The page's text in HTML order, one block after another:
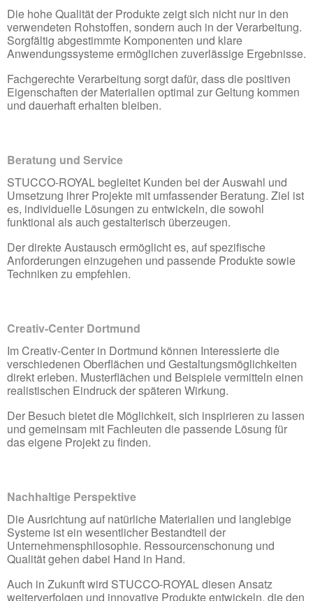
Die hohe Qualität der Produkte zeigt sich nicht nur in den
verwendeten Rohstoffen, sondern auch in der Verarbeitung.
Sorgfältig abgestimmte Komponenten und klare
Anwendungssysteme ermöglichen zuverlässige Ergebnisse.
Fachgerechte Verarbeitung sorgt dafür, dass die positiven
Eigenschaften der Materialien optimal zur Geltung kommen
und dauerhaft erhalten bleiben.
Beratung und Service
STUCCO-ROYAL begleitet Kunden bei der Auswahl und
Umsetzung ihrer Projekte mit umfassender Beratung. Ziel ist
es, individuelle Lösungen zu entwickeln, die sowohl
funktional als auch gestalterisch überzeugen.
Der direkte Austausch ermöglicht es, auf spezifische
Anforderungen einzugehen und passende Produkte sowie
Techniken zu empfehlen.
Creativ-Center Dortmund
Im Creativ-Center in Dortmund können Interessierte die
verschiedenen Oberflächen und Gestaltungsmöglichkeiten
direkt erleben. Musterflächen und Beispiele vermitteln einen
realistischen Eindruck der späteren Wirkung.
Der Besuch bietet die Möglichkeit, sich inspirieren zu lassen
und gemeinsam mit Fachleuten die passende Lösung für
das eigene Projekt zu finden.
Nachhaltige Perspektive
Die Ausrichtung auf natürliche Materialien und langlebige
Systeme ist ein wesentlicher Bestandteil der
Unternehmensphilosophie. Ressourcenschonung und
Qualität gehen dabei Hand in Hand.
Auch in Zukunft wird STUCCO-ROYAL diesen Ansatz
weiterverfolgen und innovative Produkte entwickeln, die den